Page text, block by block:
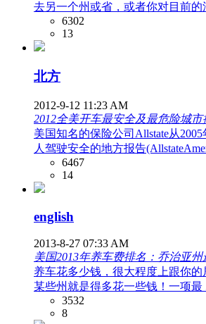
去另一个州或省，或者你对目前的
6302
13
北方
2012-9-12 11:23 AM
2012全美开车最安全及最危险城市
美国知名的保险公司Allstate从
人驾驶安全的地方报告
6467
14
english
2013-8-27 07:33 AM
美国2013年养车费排名：乔治亚州
养车花多少钱，很大程度上跟你
某些州就是得多花一些钱！一项最
3532
8